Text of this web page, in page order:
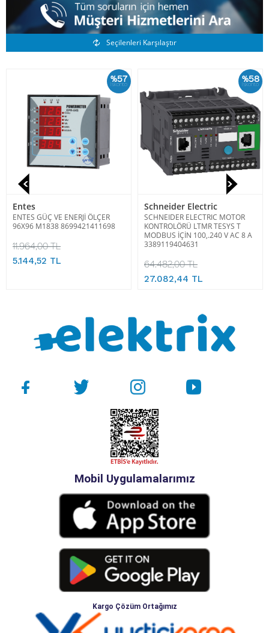
Benzer Ürünler
Seçilenleri Karşılaştır
%57
İskonto
Entes
ENTES GÜÇ VE ENERJİ ÖLÇER
96X96 M1838 8699421411698
11.964,00 TL
5.144,52 TL
%58
İskonto
Schneider Electric
SCHNEIDER ELECTRIC MOTOR
KONTROLÖRÜ LTMR TESYS T
MODBUS İÇİN 100,.240 V AC 8 A
3389119404631
64.482,00 TL
27.082,44 TL
Mobil Uygulamalarımız
Kargo Çözüm Ortağımız